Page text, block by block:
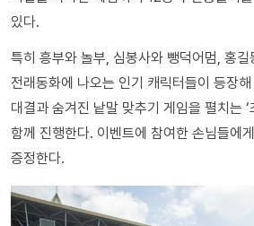
있다.
특히 흥부와 놀부, 심봉사와 뺑덕어멈, 홍
전래동화에 나오는 인기 캐릭터들이 등장
대결과 숨겨진 낱말 맞추기 게임을 펼치는 ‘
함께 진행한다. 이벤트에 참여한 손님들에
증정한다.